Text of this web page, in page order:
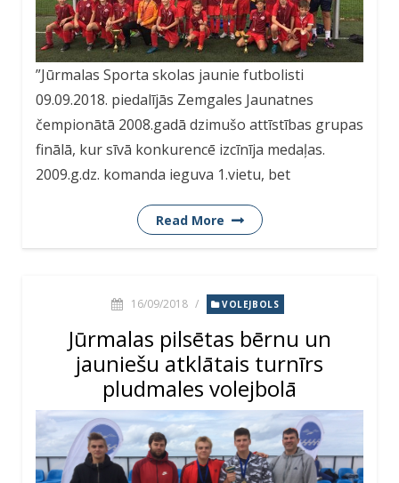
”Jūrmalas Sporta skolas jaunie futbolisti
09.09.2018. piedalījās Zemgales Jaunatnes
čempionātā 2008.gadā dzimušo attīstības grupas
finālā, kur sīvā konkurencē izcīnīja medaļas.
2009.g.dz. komanda ieguva 1.vietu, bet
Read More
16/09/2018 / VOLEJBOLS
Jūrmalas pilsētas bērnu un
jauniešu atklātais turnīrs
pludmales volejbolā